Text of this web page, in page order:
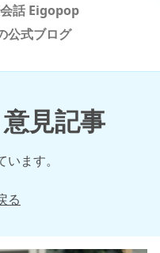
話 Eigopop
公式ブログ
意見記事
ます。
る